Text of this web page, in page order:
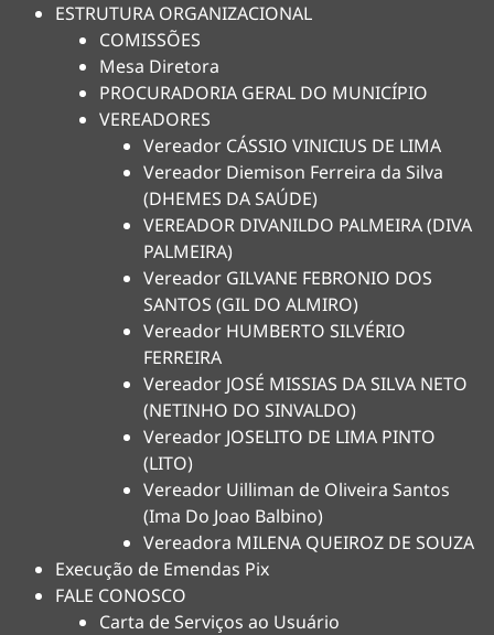
ESTRUTURA ORGANIZACIONAL
COMISSÕES
Mesa Diretora
PROCURADORIA GERAL DO MUNICÍPIO
VEREADORES
Vereador CÁSSIO VINICIUS DE LIMA
Vereador Diemison Ferreira da Silva
(DHEMES DA SAÚDE)
VEREADOR DIVANILDO PALMEIRA (DIVA
PALMEIRA)
Vereador GILVANE FEBRONIO DOS
SANTOS (GIL DO ALMIRO)
Vereador HUMBERTO SILVÉRIO
FERREIRA
Vereador JOSÉ MISSIAS DA SILVA NETO
(NETINHO DO SINVALDO)
Vereador JOSELITO DE LIMA PINTO
(LITO)
Vereador Uilliman de Oliveira Santos
(Ima Do Joao Balbino)
Vereadora MILENA QUEIROZ DE SOUZA
Execução de Emendas Pix
FALE CONOSCO
Carta de Serviços ao Usuário